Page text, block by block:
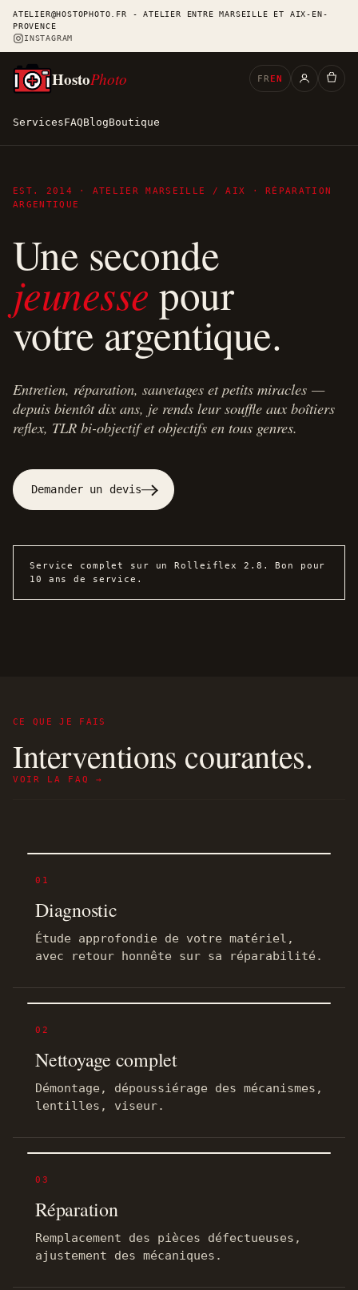
ATELIER@HOSTOPHOTO.FR - ATELIER ENTRE MARSEILLE ET AIX-EN-
PROVENCE
INSTAGRAM
ServicesFAQBlogBoutique
HostoPhoto FR EN
EST. 2014 · ATELIER MARSEILLE / AIX · RÉPARATION
ARGENTIQUE
Une seconde
jeunesse pour
votre argentique.
Entretien, réparation, sauvetages et petits miracles —
depuis bientôt dix ans, je rends leur souffle aux boîtiers
reflex, TLR bi-objectif et objectifs en tous genres.
Demander un devis
Service complet sur un Rolleiflex 2.8. Bon pour
10 ans de service.
CE QUE JE FAIS
Interventions courantes.
VOIR LA FAQ →
01
Diagnostic
Étude approfondie de votre matériel,
avec retour honnête sur sa réparabilité.
02
Nettoyage complet
Démontage, dépoussiérage des mécanismes,
lentilles, viseur.
03
Réparation
Remplacement des pièces défectueuses,
ajustement des mécaniques.